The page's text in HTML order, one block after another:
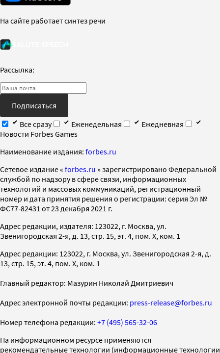
На сайте работает синтез речи
Рассылка:
Подписаться
Все сразу
Еженедельная
Ежедневная
Новости Forbes Games
Наименование издания: forbes.ru
Cетевое издание « forbes.ru » зарегистрировано Федеральной
службой по надзору в сфере связи, информационных
технологий и массовых коммуникаций, регистрационный
номер и дата принятия решения о регистрации: серия Эл №
ФС77-82431 от 23 декабря 2021 г.
Адрес редакции, издателя: 123022, г. Москва, ул.
Звенигородская 2-я, д. 13, стр. 15, эт. 4, пом. X, ком. 1
Адрес редакции: 123022, г. Москва, ул. Звенигородская 2-я, д.
13, стр. 15, эт. 4, пом. X, ком. 1
Главный редактор: Мазурин Николай Дмитриевич
Адрес электронной почты редакции: press-release@forbes.ru
Номер телефона редакции: +7 (495) 565-32-06
На информационном ресурсе применяются
рекомендательные технологии (информационные технологии